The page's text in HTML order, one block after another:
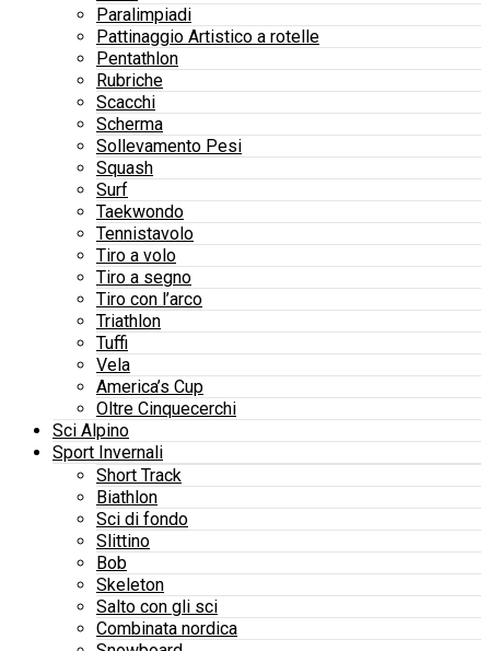
Paralimpiadi
Pattinaggio Artistico a rotelle
Pentathlon
Rubriche
Scacchi
Scherma
Sollevamento Pesi
Squash
Surf
Taekwondo
Tennistavolo
Tiro a volo
Tiro a segno
Tiro con l’arco
Triathlon
Tuffi
Vela
America’s Cup
Oltre Cinquecerchi
Sci Alpino
Sport Invernali
Short Track
Biathlon
Sci di fondo
Slittino
Bob
Skeleton
Salto con gli sci
Combinata nordica